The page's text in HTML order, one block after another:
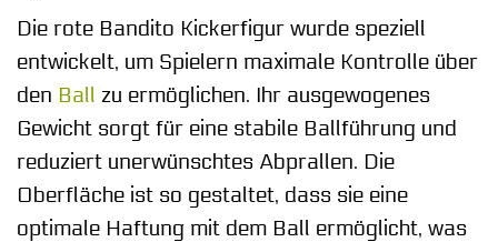
Die rote Bandito Kickerfigur wurde speziell
entwickelt, um Spielern maximale Kontrolle über
den Ball zu ermöglichen. Ihr ausgewogenes
Gewicht sorgt für eine stabile Ballführung und
reduziert unerwünschtes Abprallen. Die
Oberfläche ist so gestaltet, dass sie eine
optimale Haftung mit dem Ball ermöglicht, was